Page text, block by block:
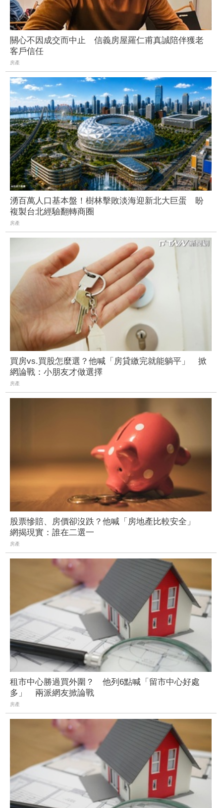
關心不因成交而中止 信義房屋羅仁甫真誠陪伴獲老
客戶信任
房產
湧百萬人口基本盤！樹林擊敗淡海迎新北大巨蛋 盼
複製台北經驗翻轉商圈
房產
買房vs.買股怎麼選？他喊「房貸繳完就能躺平」 掀
網論戰：小朋友才做選擇
房產
股票慘賠、房價卻沒跌？他喊「房地產比較安全」
網揭現實：誰在二選一
房產
租市中心勝過買外圍？ 他列6點喊「留市中心好處
多」 兩派網友掀論戰
房產